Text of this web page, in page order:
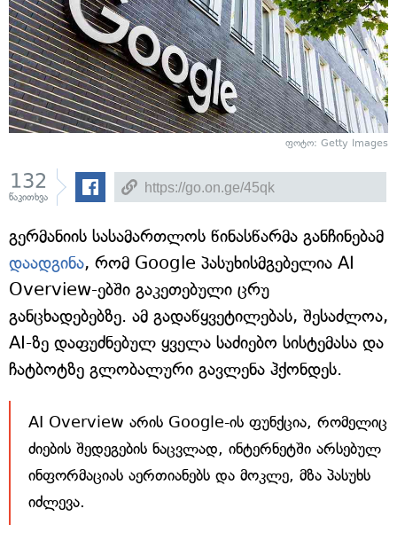
ფოტო: Getty Images
132
წაკითხვა
გერმანიის სასამართლოს წინასწარმა განჩინებამ
დაადგინა, რომ Google პასუხისმგებელია AI
Overview-ებში გაკეთებული ცრუ
განცხადებებზე. ამ გადაწყვეტილებას, შესაძლოა,
AI-ზე დაფუძნებულ ყველა საძიებო სისტემასა და
ჩატბოტზე გლობალური გავლენა ჰქონდეს.
AI Overview არის Google-ის ფუნქცია, რომელიც
ძიების შედეგების ნაცვლად, ინტერნეტში არსებულ
ინფორმაციას აერთიანებს და მოკლე, მზა პასუხს
იძლევა.